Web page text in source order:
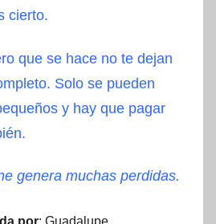
cierto.
que se hace no te dejan
Solo se pueden
y hay que pagar
.
genera muchas perdidas.